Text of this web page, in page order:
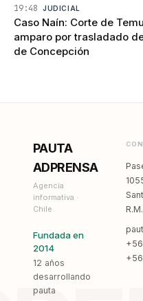
19:48 JUDICIAL
Caso Naín: Corte de
amparo por trasladado
de Concepción
PAUTA
ADPRENSA
Agencia
informativa ·
Chile
Fundada en
2014
12 años
desarrollando
pauta
R.M.